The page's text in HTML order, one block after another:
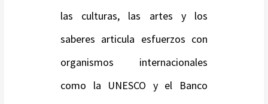
las culturas, las artes y los
saberes articula esfuerzos con
organismos internacionales
como la UNESCO y el Banco